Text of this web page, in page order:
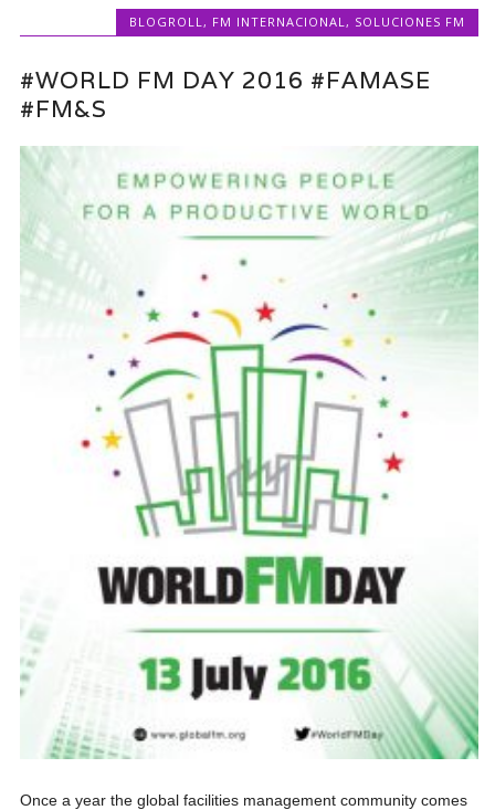
BLOGROLL, FM INTERNACIONAL, SOLUCIONES FM
#WORLD FM DAY 2016 #FAMASE
#FM&S
Once a year the global facilities management community comes